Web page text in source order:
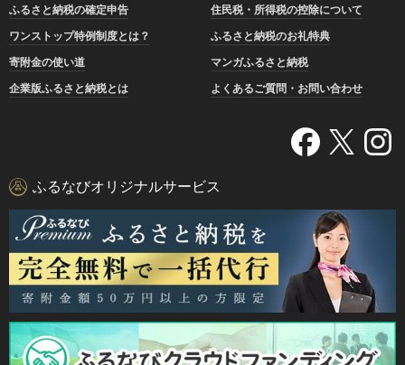
ふるさと納税の確定申告
住民税・所得税の控除について
ワンストップ特例制度とは？
ふるさと納税のお礼特典
寄附金の使い道
マンガふるさと納税
企業版ふるさと納税とは
よくあるご質問・お問い合わせ
ふるなびオリジナルサービス